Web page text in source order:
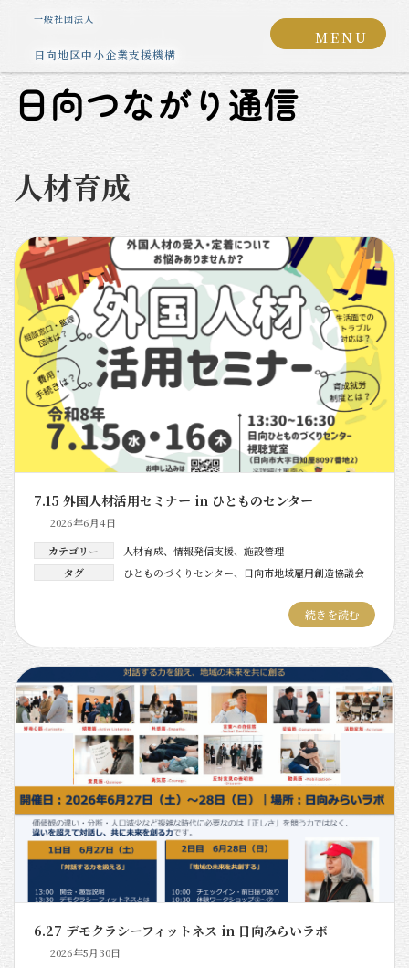
ン
ツ
へ
キ
ッ
プ
ー
シ
ョ
に
移
動
一般社団法人
日向地区中小企業支援機構
グ
ー
プ
リ
ク
MENU
日向つながり通信
人材育成
7.15 外国人材活用セミナー in ひとものセンター
2026年6月4日
カテゴリー
人材育成、 情報発信支援、 施設管理
タグ
ひとものづくりセンター、 日向市地域雇用創造協議会
続きを読む
6.27 デモクラシーフィットネス in 日向みらいラボ
2026年5月30日